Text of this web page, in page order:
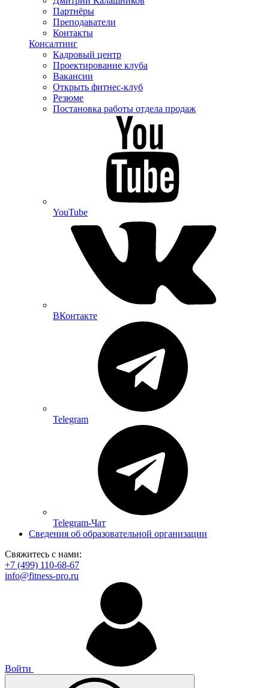
Партнёры
Преподаватели
Контакты
Консалтинг
Кадровый центр
Проектирование клуба
Вакансии
Открыть фитнес-клуб
Резюме
Постановка работы отдела продаж
YouTube
ВКонтакте
Telegram
Telegram-Чат
Сведения об образовательной организации
Свяжитесь с нами:
+7 (499) 110-68-67
info@fitness-pro.ru
Войти